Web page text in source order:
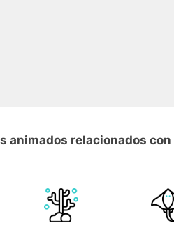
animados relacionados